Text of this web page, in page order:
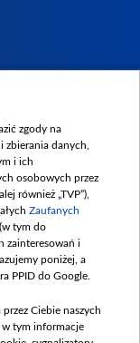
zgody na
zbierania danych,
i ich
osobowych przez
również „TVP”),
Zaufanych
tym do
zainteresowań i
poniżej, a
PPID do Google.
Ciebie naszych
w tym informacje